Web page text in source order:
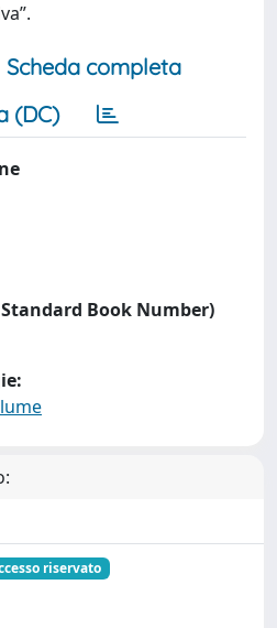
Scheda completa
(DC)
Book Number)
riservato